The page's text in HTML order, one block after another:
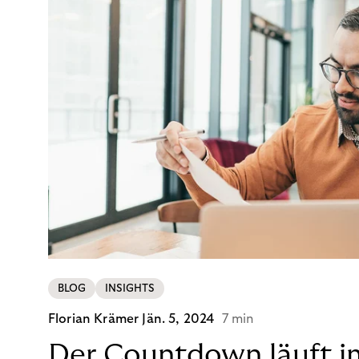
BLOG INSIGHTS
Florian Krämer Jän. 5, 2024 7 min